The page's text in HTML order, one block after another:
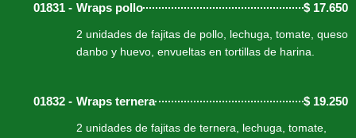
01831 - Wraps pollo $17.650
2 unidades de fajitas de pollo, lechuga, tomate, queso
danbo y huevo, envueltas en tortillas de harina.
01832 - Wraps ternera $19.250
2 unidades de fajitas de ternera, lechuga, tomate,